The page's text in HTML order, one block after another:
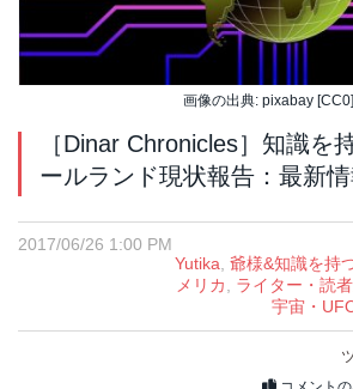
画像の出典: pixabay [CC0]
［Dinar Chronicles］知識を
ールランド現状報告：最新
2017/06/26 1:00 PM
Yutika, 爺様&知識を持
メリカ, ライター・読
宇宙・